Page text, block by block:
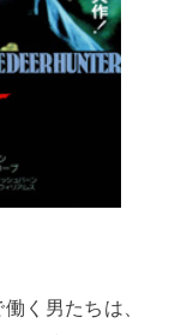
く男たちは、